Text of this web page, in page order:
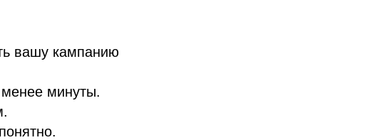
вашу кампанию
менее минуты.